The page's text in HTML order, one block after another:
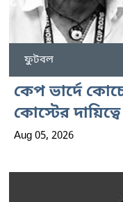
ফুটবল
কেপ ভার্দে
কোস্টের
Aug 05, 2026